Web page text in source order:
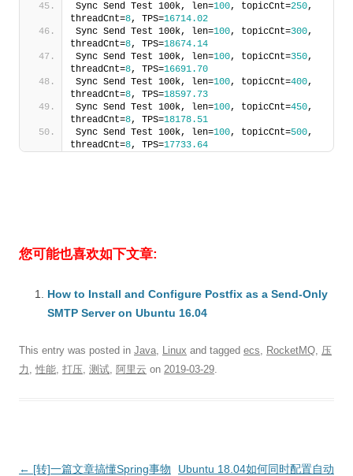
Sync Send Test 100k, len=100, topicCnt=250,
threadCnt=8, TPS=16714.02
Sync Send Test 100k, len=100, topicCnt=300,
threadCnt=8, TPS=18674.14
Sync Send Test 100k, len=100, topicCnt=350,
threadCnt=8, TPS=16691.70
Sync Send Test 100k, len=100, topicCnt=400,
threadCnt=8, TPS=18597.73
Sync Send Test 100k, len=100, topicCnt=450,
threadCnt=8, TPS=18178.51
Sync Send Test 100k, len=100, topicCnt=500,
threadCnt=8, TPS=17733.64
您可能也喜欢如下文章:
How to Install and Configure Postfix as a Send-Only
SMTP Server on Ubuntu 16.04
This entry was posted in Java, Linux and tagged ecs, RocketMQ, 压
力 , 性能, 打压, 测试, 阿里云 on 2019-03-29.
Post
← [转]一篇文章搞懂Spring事物
Ubuntu 18.04如何同时配置自动